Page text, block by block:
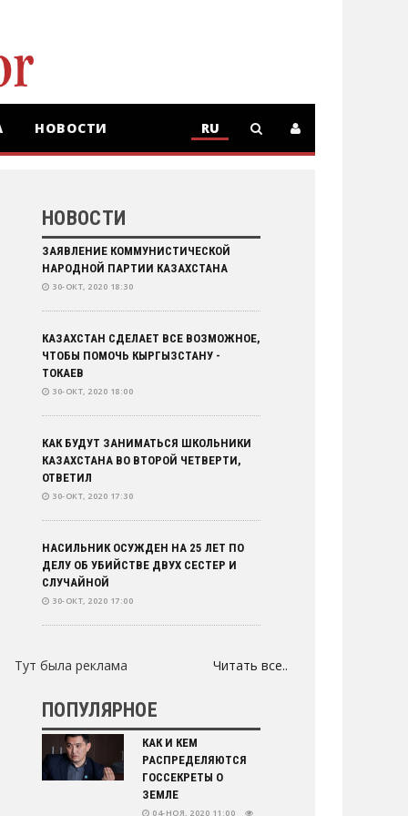
НОВОСТИ
RU
НОВОСТИ
ЗАЯВЛЕНИЕ КОММУНИСТИЧЕСКОЙ
НАРОДНОЙ ПАРТИИ КАЗАХСТАНА
30-ОКТ, 2020 18:30
КАЗАХСТАН СДЕЛАЕТ ВСЕ ВОЗМОЖНОЕ,
ЧТОБЫ ПОМОЧЬ КЫРГЫЗСТАНУ -
ТОКАЕВ
30-ОКТ, 2020 18:00
КАК БУДУТ ЗАНИМАТЬСЯ ШКОЛЬНИКИ
КАЗАХСТАНА ВО ВТОРОЙ ЧЕТВЕРТИ,
ОТВЕТИЛ
30-ОКТ, 2020 17:30
НАСИЛЬНИК ОСУЖДЕН НА 25 ЛЕТ ПО
ДЕЛУ ОБ УБИЙСТВЕ ДВУХ СЕСТЕР И
СЛУЧАЙНОЙ
30-ОКТ, 2020 17:00
30-ОКТ, 2020 16:41
ИЗМЕНИТСЯ В ЭКОЛОГИИ И СЧЕТАХ ЗА
КВАРТИРУ
30-ОКТ, 2020 16:03
Читать все..
Тут была реклама
ПОПУЛЯРНОЕ
КАК И КЕМ
РАСПРЕДЕЛЯЮТСЯ
ГОССЕКРЕТЫ О
ЗЕМЛЕ
04-НОЯ, 2020 11:00